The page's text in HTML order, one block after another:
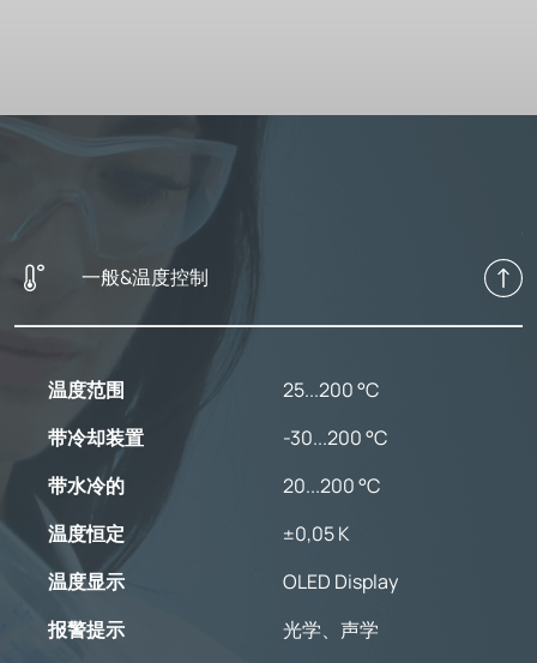
一般&温度控制
温度范围
25...200 °C
带冷却装置
-30...200 °C
带水冷的
20...200 °C
温度恒定
±0,05 K
温度显示
OLED Display
报警提示
光学、声学